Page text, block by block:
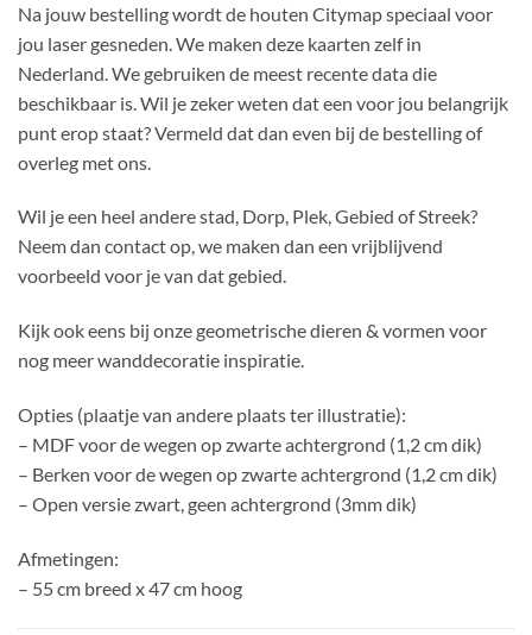
Na jouw bestelling wordt de houten Citymap speciaal voor
jou laser gesneden. We maken deze kaarten zelf in
Nederland. We gebruiken de meest recente data die
beschikbaar is. Wil je zeker weten dat een voor jou belangrijk
punt erop staat? Vermeld dat dan even bij de bestelling of
overleg met ons.
Wil je een heel andere stad, Dorp, Plek, Gebied of Streek?
Neem dan contact op, we maken dan een vrijblijvend
voorbeeld voor je van dat gebied.
Kijk ook eens bij onze geometrische dieren & vormen voor
nog meer wanddecoratie inspiratie.
Opties (plaatje van andere plaats ter illustratie):
– MDF voor de wegen op zwarte achtergrond (1,2 cm dik)
– Berken voor de wegen op zwarte achtergrond (1,2 cm dik)
– Open versie zwart, geen achtergrond (3mm dik)
Afmetingen:
– 55 cm breed x 47 cm hoog